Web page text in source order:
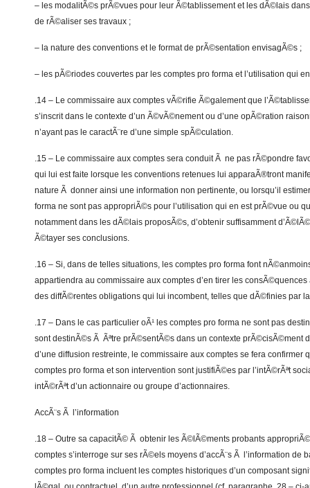
– les modalitÃ©s prÃ©vues pour leur Ã©tablissement et les dÃ©lais
de rÃ©aliser ses travaux ;
– la nature des conventions et le format de prÃ©sentation envisagÃ©s ;
– les pÃ©riodes couvertes par les comptes pro forma et l’utilisation qui
.14 – Le commissaire aux comptes vÃ©rifie Ã©galement que
s’inscrit dans le contexte d’un Ã©vÃ©nement ou d’une opÃ©ration
n’ayant pas le caractÃ¨re d’une simple spÃ©culation.
.15 – Le commissaire aux comptes sera conduit Ã ne pas rÃ©pondre
qui lui est faite lorsque les conventions retenues lui apparaÃ®tront
nature Ã donner ainsi une information non pertinente, ou lorsqu’il
forma ne sont pas appropriÃ©s pour l’utilisation qui en est prÃ©vue ou
notamment dans les dÃ©lais proposÃ©s, d’obtenir suffisamment
Ã©tayer ses conclusions.
.16 – Si, dans de telles situations, les comptes pro forma font
appartiendra au commissaire aux comptes d’en tirer les
des diffÃ©rentes obligations qui lui incombent, telles que dÃ©finies par
.17 – Dans le cas particulier oÃ¹ les comptes pro forma ne sont pas
sont destinÃ©s Ã Ãªtre prÃ©sentÃ©s dans un contexte prÃ©cisÃ©ment
d’une diffusion restreinte, le commissaire aux comptes se fera confirmer
comptes pro forma et son intervention sont justifiÃ©es par l’intÃ©rÃªt
intÃ©rÃªt d’un actionnaire ou groupe d’actionnaires.
AccÃ¨s Ã l’information
.18 – Outre sa capacitÃ© Ã obtenir les Ã©lÃ©ments probants
comptes s’interroge sur ses rÃ©els moyens d’accÃ¨s Ã l’information de
comptes pro forma incluent les comptes historiques d’un composant